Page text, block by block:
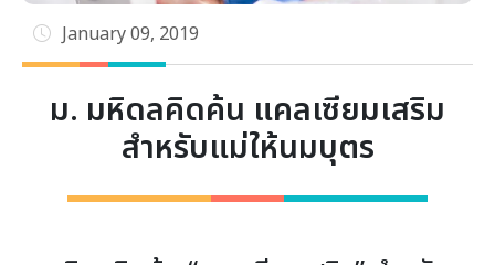
January 09, 2019
ม. มหิดลคิดค้น แคลเซียมเสริม
สำหรับแม่ให้นมบุตร